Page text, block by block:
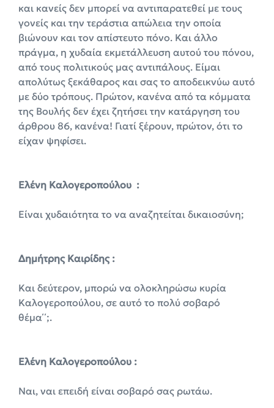
και κανείς δεν μπορεί να αντιπαρατεθεί με τους
γονείς και την τεράστια απώλεια την οποία
βιώνουν και τον απίστευτο πόνο. Και άλλο
πράγμα, η χυδαία εκμετάλλευση αυτού του πόνου,
από τους πολιτικούς μας αντιπάλους. Είμαι
απολύτως ξεκάθαρος και σας το αποδεικνύω αυτό
με δύο τρόπους. Πρώτον, κανένα από τα κόμματα
της Βουλής δεν έχει ζητήσει την κατάργηση του
άρθρου 86, κανένα! Γιατί ξέρουν, πρώτον, ότι το
είχαν ψηφίσει.
Ελένη Καλογεροπούλου :
Είναι χυδαιότητα το να αναζητείται δικαιοσύνη;
Δημήτρης Καιρίδης :
Και δεύτερον, μπορώ να ολοκληρώσω κυρία
Καλογεροπούλου, σε αυτό το πολύ σοβαρό
θέμα΄΄;.
Ελένη Καλογεροπούλου :
Nαι, ναι επειδή είναι σοβαρό σας ρωτάω.